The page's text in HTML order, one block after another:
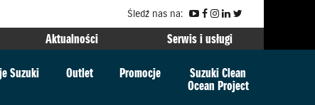
Śledź nas na:
Aktualności Serwis i usługi
Suzuki Outlet Promocje Suzuki Clean
Ocean Project